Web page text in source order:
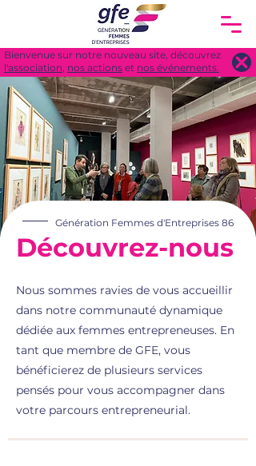
Bienvenue sur notre nouveau site, découvrez
l'association, nos actions et nos événements.
Génération Femmes d'Entreprises 86
Découvrez-nous
Nous sommes ravies de vous accueillir
dans notre communauté dynamique
dédiée aux femmes entrepreneuses. En
tant que membre de GFE, vous
bénéficierez de plusieurs services
pensés pour vous accompagner dans
votre parcours entrepreneurial.